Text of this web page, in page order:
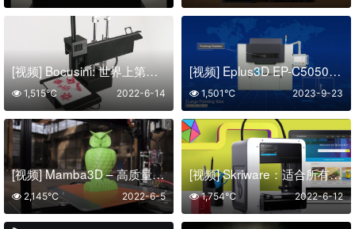
[视频] Bocusini: 世界上第一个即插即用 3D食品打印系统
2022-6-14
1,515℃
[视频] Eplus3D EP-C5050砂型蜡型3D打印机
2023-9-23
1,501℃
[视频] Mamba3D – 高质量的开源3D打印机
2022-6-5
2,145℃
[视频] Skriware：适合所有人的家庭 3D打印机
2022-6-12
1,754℃